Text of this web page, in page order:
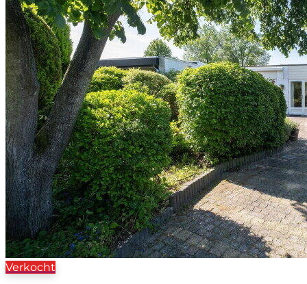
Verkocht